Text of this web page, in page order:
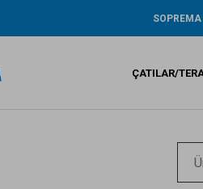
ÇEVRE /
GARANTİ
ÇATILAR/
Bitümlü
Sıvı su
Sentetik